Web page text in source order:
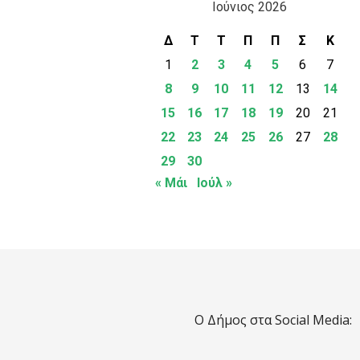
Ιούνιος 2026
Δ Τ Τ Π Π Σ
Κ
1
2 3 4 5 6
7
8
9 10 11 12 13
14
15
16 17 18 19 20
21
22
23 24 25 26 27
28
29
30
« Μάι
Ιούλ »
Ο Δήμος στα Social Media: